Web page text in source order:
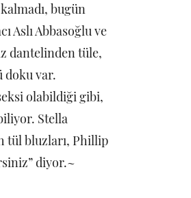
bugün
Aslı Abbasoğlu ve
dantelinden tüle,
doku var.
olabildiği gibi,
Stella
tül bluzları, Phillip
diyor.~